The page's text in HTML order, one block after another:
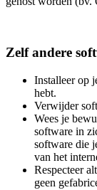
Zelf andere
Installeer op
hebt.
Verwijder
Wees je
software in
software die
van het
Respecteer
geen